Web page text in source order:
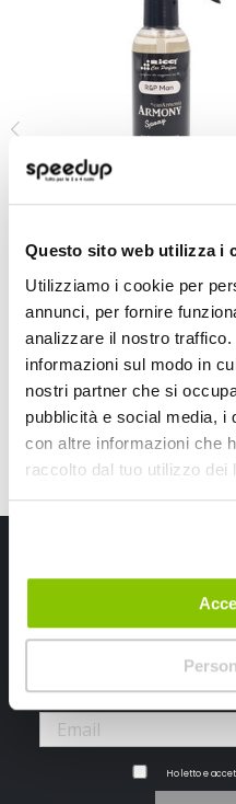
Questo sito web utilizza i
Utilizziamo i cookie per
annunci, per fornire
analizzare il nostro
informazioni sul modo in
nostri partner che si
pubblicità e social media, i
con altre informazioni che
raccolto dal tuo utilizzo dei
Profumi spray Armony
RICCI
150ml
9,30 €
CONSEGNA IN 48H
Iscriviti alla
Ricevi subito uno sconto del
Ho letto e